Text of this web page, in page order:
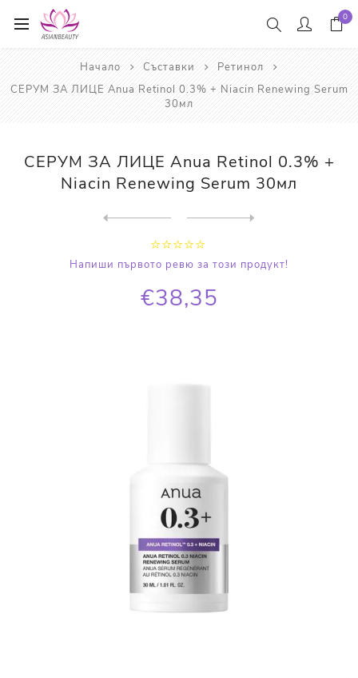
0
Начало Съставки
Ретинол
СЕРУМ ЗА ЛИЦЕ Anua Retinol 0.3% + Niacin Renewing Serum
30мл
СЕРУМ ЗА ЛИЦЕ Anua Retinol 0.3% +
Niacin Renewing Serum 30мл
Напиши първото ревю за този продукт!
€38,35